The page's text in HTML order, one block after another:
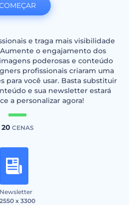
e traga mais visibilidade
o engajamento dos
poderosas e conteúdo
profissionais criaram uma
para você usar. Basta substituir
e sua newsletter estará
a personalizar agora!
20 CENAS
Newsletter
2550 x 3300